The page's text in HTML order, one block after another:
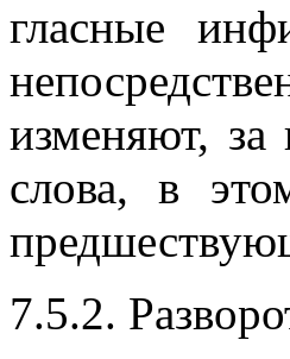
гласные
изменяют, за
слова, в
7.5.2.